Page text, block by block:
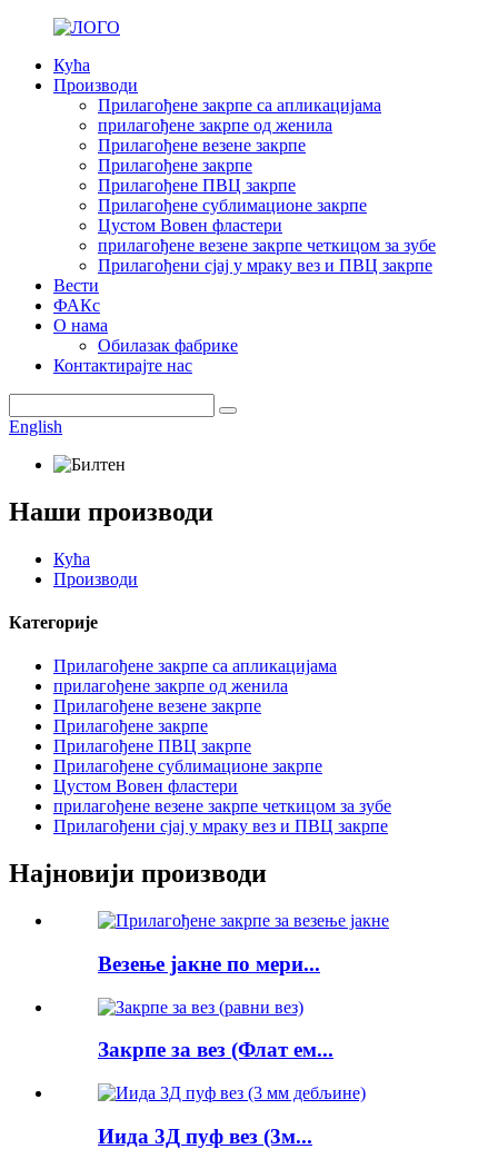
Кућа
Производи
Прилагођене закрпе са апликацијама
прилагођене закрпе од женила
Прилагођене везене закрпе
Прилагођене закрпе
Прилагођене ПВЦ закрпе
Прилагођене сублимационе закрпе
Цустом Вовен фластери
прилагођене везене закрпе четкицом за зубе
Прилагођени сјај у мраку вез и ПВЦ закрпе
Вести
ФАКс
О нама
Обилазак фабрике
Контактирајте нас
English
Наши производи
Кућа
Производи
Категорије
Прилагођене закрпе са апликацијама
прилагођене закрпе од женила
Прилагођене везене закрпе
Прилагођене закрпе
Прилагођене ПВЦ закрпе
Прилагођене сублимационе закрпе
Цустом Вовен фластери
прилагођене везене закрпе четкицом за зубе
Прилагођени сјај у мраку вез и ПВЦ закрпе
Најновији производи
Везење јакне по мери...
Закрпе за вез (Флат ем...
Иида 3Д пуф вез (3м...